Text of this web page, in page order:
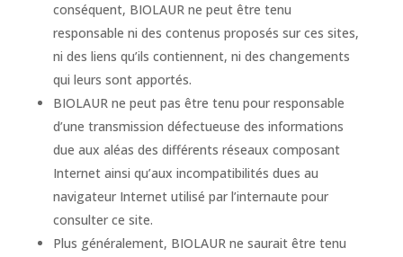
conséquent, BIOLAUR ne peut être tenu
responsable ni des contenus proposés sur ces sites,
ni des liens qu’ils contiennent, ni des changements
qui leurs sont apportés.
BIOLAUR ne peut pas être tenu pour responsable
d’une transmission défectueuse des informations
due aux aléas des différents réseaux composant
Internet ainsi qu’aux incompatibilités dues au
navigateur Internet utilisé par l’internaute pour
consulter ce site.
Plus généralement, BIOLAUR ne saurait être tenu